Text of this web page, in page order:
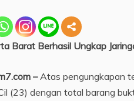
Barat Berhasil Ungkap
–Atas pengungkapan
(23) dengan total barang